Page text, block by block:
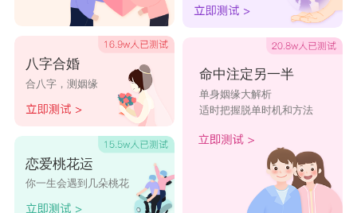
八字合婚
合八字，测姻缘
恋爱桃花运
你一生会遇到几朵桃花
命中注定另一半
单身姻缘大解析
适时把握脱单时机和方法